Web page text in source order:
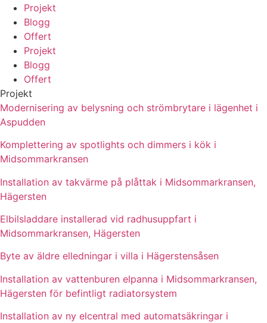
Projekt
Blogg
Offert
Projekt
Blogg
Offert
Projekt
Modernisering av belysning och strömbrytare i lägenhet i
Aspudden
Komplettering av spotlights och dimmers i kök i
Midsommarkransen
Installation av takvärme på plåttak i Midsommarkransen,
Hägersten
Elbilsladdare installerad vid radhusuppfart i
Midsommarkransen, Hägersten
Byte av äldre elledningar i villa i Hägerstensåsen
Installation av vattenburen elpanna i Midsommarkransen,
Hägersten för befintligt radiatorsystem
Installation av ny elcentral med automatsäkringar i